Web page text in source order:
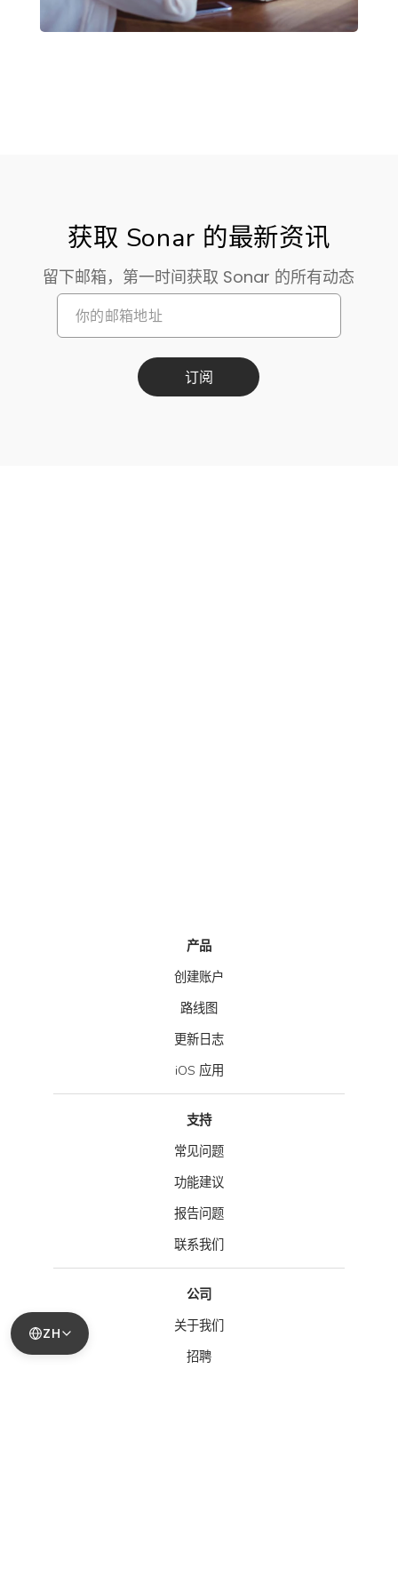
获取 Sonar 的最新资讯
留下邮箱，第一时间获取 Sonar 的所有动态
订阅
ZH
产品
创建账户
路线图
更新日志
iOS 应用
支持
常见问题
功能建议
报告问题
联系我们
公司
关于我们
招聘